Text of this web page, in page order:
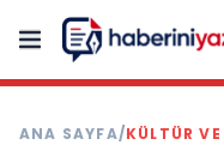
ANA SAYFA/KÜLTÜR